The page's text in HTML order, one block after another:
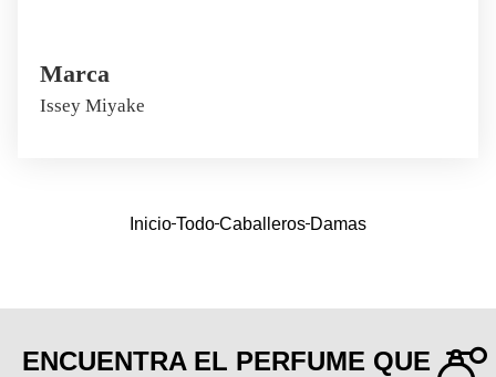
Marca
Issey Miyake
Inicio Todo Caballeros Damas
ENCUENTRA EL PERFUME QUE